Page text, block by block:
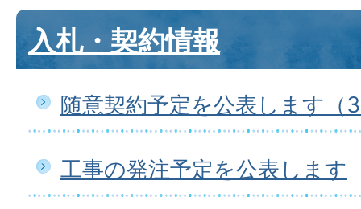
入札・契約情報
随意契約予定を公表します（
工事の発注予定を公表します